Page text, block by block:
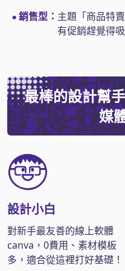
● 銷售型： 主題「商品特
有促銷趕覺得
最棒的設計幫
媒
設計小白
對新手最友善的線上軟體
canva，0費用、素材模板
多，適合從這裡打好基礎！